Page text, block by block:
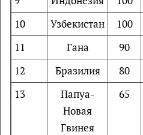
10
Узбекистан 100
11
Гана 90
12
Бразилия 80
13
Папуа-
Новая
Гвинея
65